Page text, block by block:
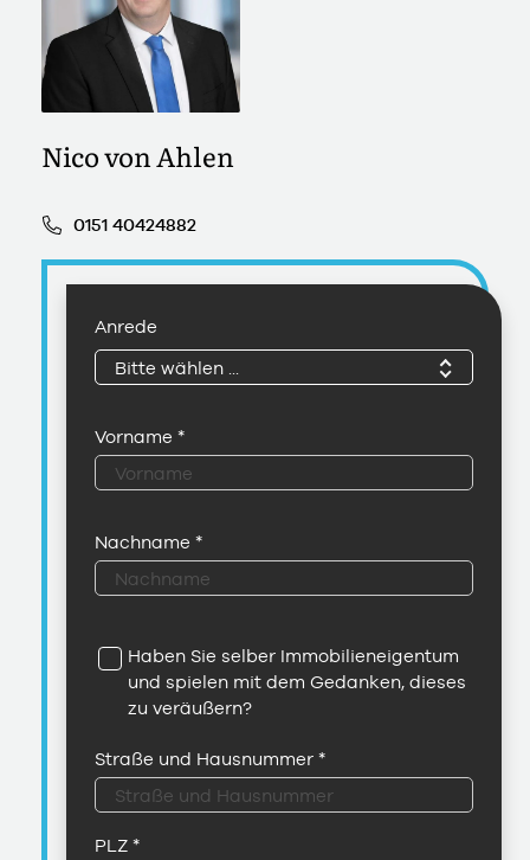
Nico von Ahlen
0151 40424882
Anrede
Bitte wählen ...
Vorname *
Nachname *
Haben Sie selber Immobilieneigentum
und spielen mit dem Gedanken, dieses
zu veräußern?
Straße und Hausnummer *
PLZ *